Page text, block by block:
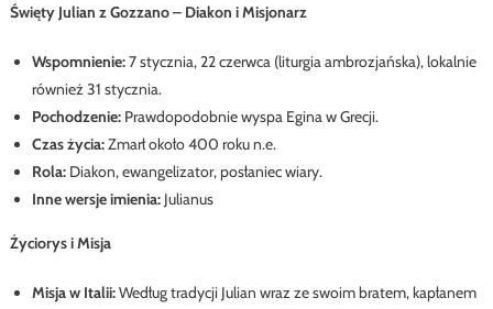
Święty Julian z Gozzano – Diakon i Misjonarz
Wspomnienie:7 stycznia, 22 czerwca (liturgia ambrozjańska), lokalnie
również 31 stycznia.
Pochodzenie:Prawdopodobnie wyspa Egina w Grecji.
Czas życia:Zmarł około 400 roku n.e.
Rola:Diakon, ewangelizator, posłaniec wiary.
Inne wersje imienia: Julianus
Życiorys i Misja
Misja w Italii:Według tradycji Julian wraz ze swoim bratem, kapłanem